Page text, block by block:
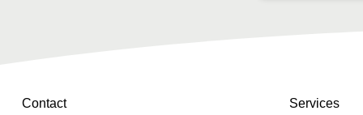
Contact Services